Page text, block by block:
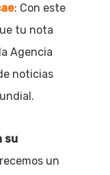
: Con este
tu nota
Agencia
noticias
su
un